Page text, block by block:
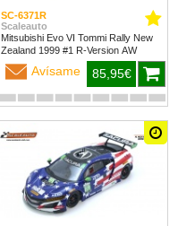
SC-6371R
Scaleauto
Mitsubishi Evo VI Tommi Rally New
Zealand 1999 #1 R-Version AW
Avísame 85,95€